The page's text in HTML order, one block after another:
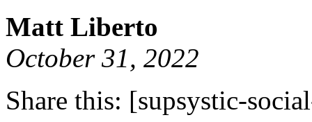
Matt Liberto
October 31, 2022
Share this: [supsystic-